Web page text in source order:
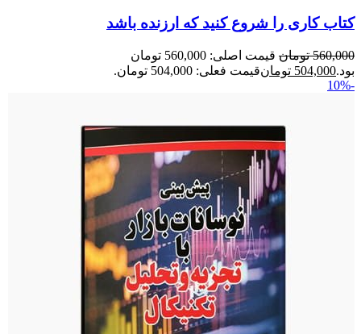
کتاب کاری را شروع کنید که ارزنده باشد
560,000 تومان
قیمت اصلی: 560,000 تومان
بود.504,000 تومانقیمت فعلی: 504,000 تومان.
-10%